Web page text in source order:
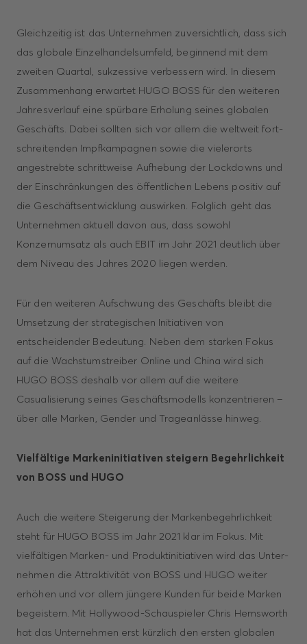
Gleichzeitig ist das Unternehmen zuversichtlich, dass sich
das globale Einzelhandels­umfeld, beginnend mit dem
zweiten Quartal, sukzessive verbessern wird. In diesem
Zusammenhang erwartet HUGO BOSS für den weiteren
Jahresverlauf eine spürbare Erholung seines globalen
Geschäfts. Dabei sollten sich vor allem die weltweit fort­
schreitenden Impfkampagnen sowie die vielerorts
angestrebte schrittweise Auf­hebung der Lockdowns und
der Einschränkungen des öffentlichen Lebens positiv auf
die Geschäftsentwicklung auswirken. Folglich geht das
Unternehmen aktuell davon aus, dass sowohl
Konzernumsatz als auch EBIT im Jahr 2021 deutlich über
dem Niveau des Jahres 2020 liegen werden.
Für den weiteren Aufschwung des Geschäfts bleibt die
Umsetzung der strategischen Initiativen von
entscheidender Bedeutung. Neben dem starken Fokus
auf die Wachs­tumstreiber Online und China wird sich
HUGO BOSS deshalb vor allem auf die weitere
Casualisierung seines Geschäftsmodells konzentrieren –
über alle Marken, Gender und Trageanlässe hinweg.
Vielfältige Markeninitiativen steigern Begehrlichkeit
von BOSS und HUGO
Auch die weitere Steigerung der Markenbegehrlichkeit
steht für HUGO BOSS im Jahr 2021 klar im Fokus. Mit
vielfältigen Marken- und Produktinitiativen wird das Unter­
nehmen die Attraktivität von BOSS und HUGO weiter
erhöhen und vor allem jüngere Kunden für beide Marken
begeistern. Mit Hollywood-Schauspieler Chris Hemsworth
hat das Unternehmen erst kürzlich den ersten globalen